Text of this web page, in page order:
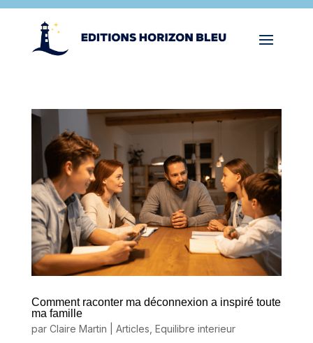
Comment raconter ma déconnexion a inspiré toute
ma famille
par Claire Martin Articles Equilibre interieur